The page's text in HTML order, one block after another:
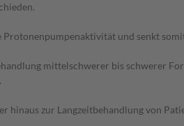
Protonenpumpenaktivität und senkt
mittelschwerer bis schwerer
hinaus zur Langzeitbehandlung von